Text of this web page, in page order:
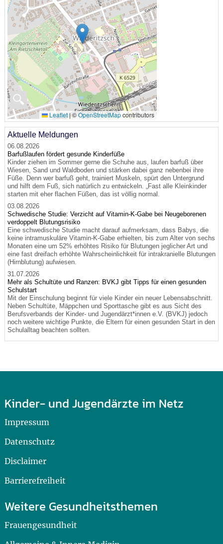
🔍
Leaflet|©OpenStreetMapcontributors
Aktuelle Meldungen
06.08.2026
Barfußlaufen fördert gesunde Kinderfüße
Kinder ziehen im Sommer gerne die Schuhe aus, laufen barfuß über
Wiesen, Sand und Waldboden und stärken dabei ganz nebenbei ihre
Füße. Denn wer barfuß geht, trainiert Muskeln, spürt den Untergrund
und hilft dem Fuß, sich natürlich zu entwickeln. „Fast alle Kleinkinder
starten mit eher flachen Füßen, das ist völlig normal.
03.08.2026
Schwedische Studie: Verzicht auf Vitamin-K-Gabe bei Neugeborenen
verdoppelt Blutungsrisiko
Eine schwedische Studie macht darauf aufmerksam, dass Babys, die
keine intramuskuläre Vitamin-K-Gabe erhielten, bis zum Alter von sechs
Monaten eine um 52% erhöhtes Risiko für Blutungen jeglicher Art und
eine fast dreifach erhöhte Wahrscheinlichkeit für intrakranielle Blutungen
(Hirnblutung) aufwiesen.
31.07.2026
Mehr als Schultüte und Ranzen: BVKJ gibt Tipps für einen gesunden
Schulstart
Mit der Einschulung beginnt für viele Kinder ein neuer Lebensabschnitt.
Neben Schultüte, Mäppchen und Sporttasche gibt es aus Sicht des
Berufsverbands der Kinder- und Jugendärzt*innen e.V. (BVKJ) jedoch
noch weitere wichtige Punkte, die Eltern für einen gesunden Start in den
Schulalltag beachten sollten.
Kinder- und Jugendärzte im Netz
Impressum
Datenschutz
Disclaimer
Barrierefreiheit
Weitere Gesundheitsthemen
Frauengesundheit